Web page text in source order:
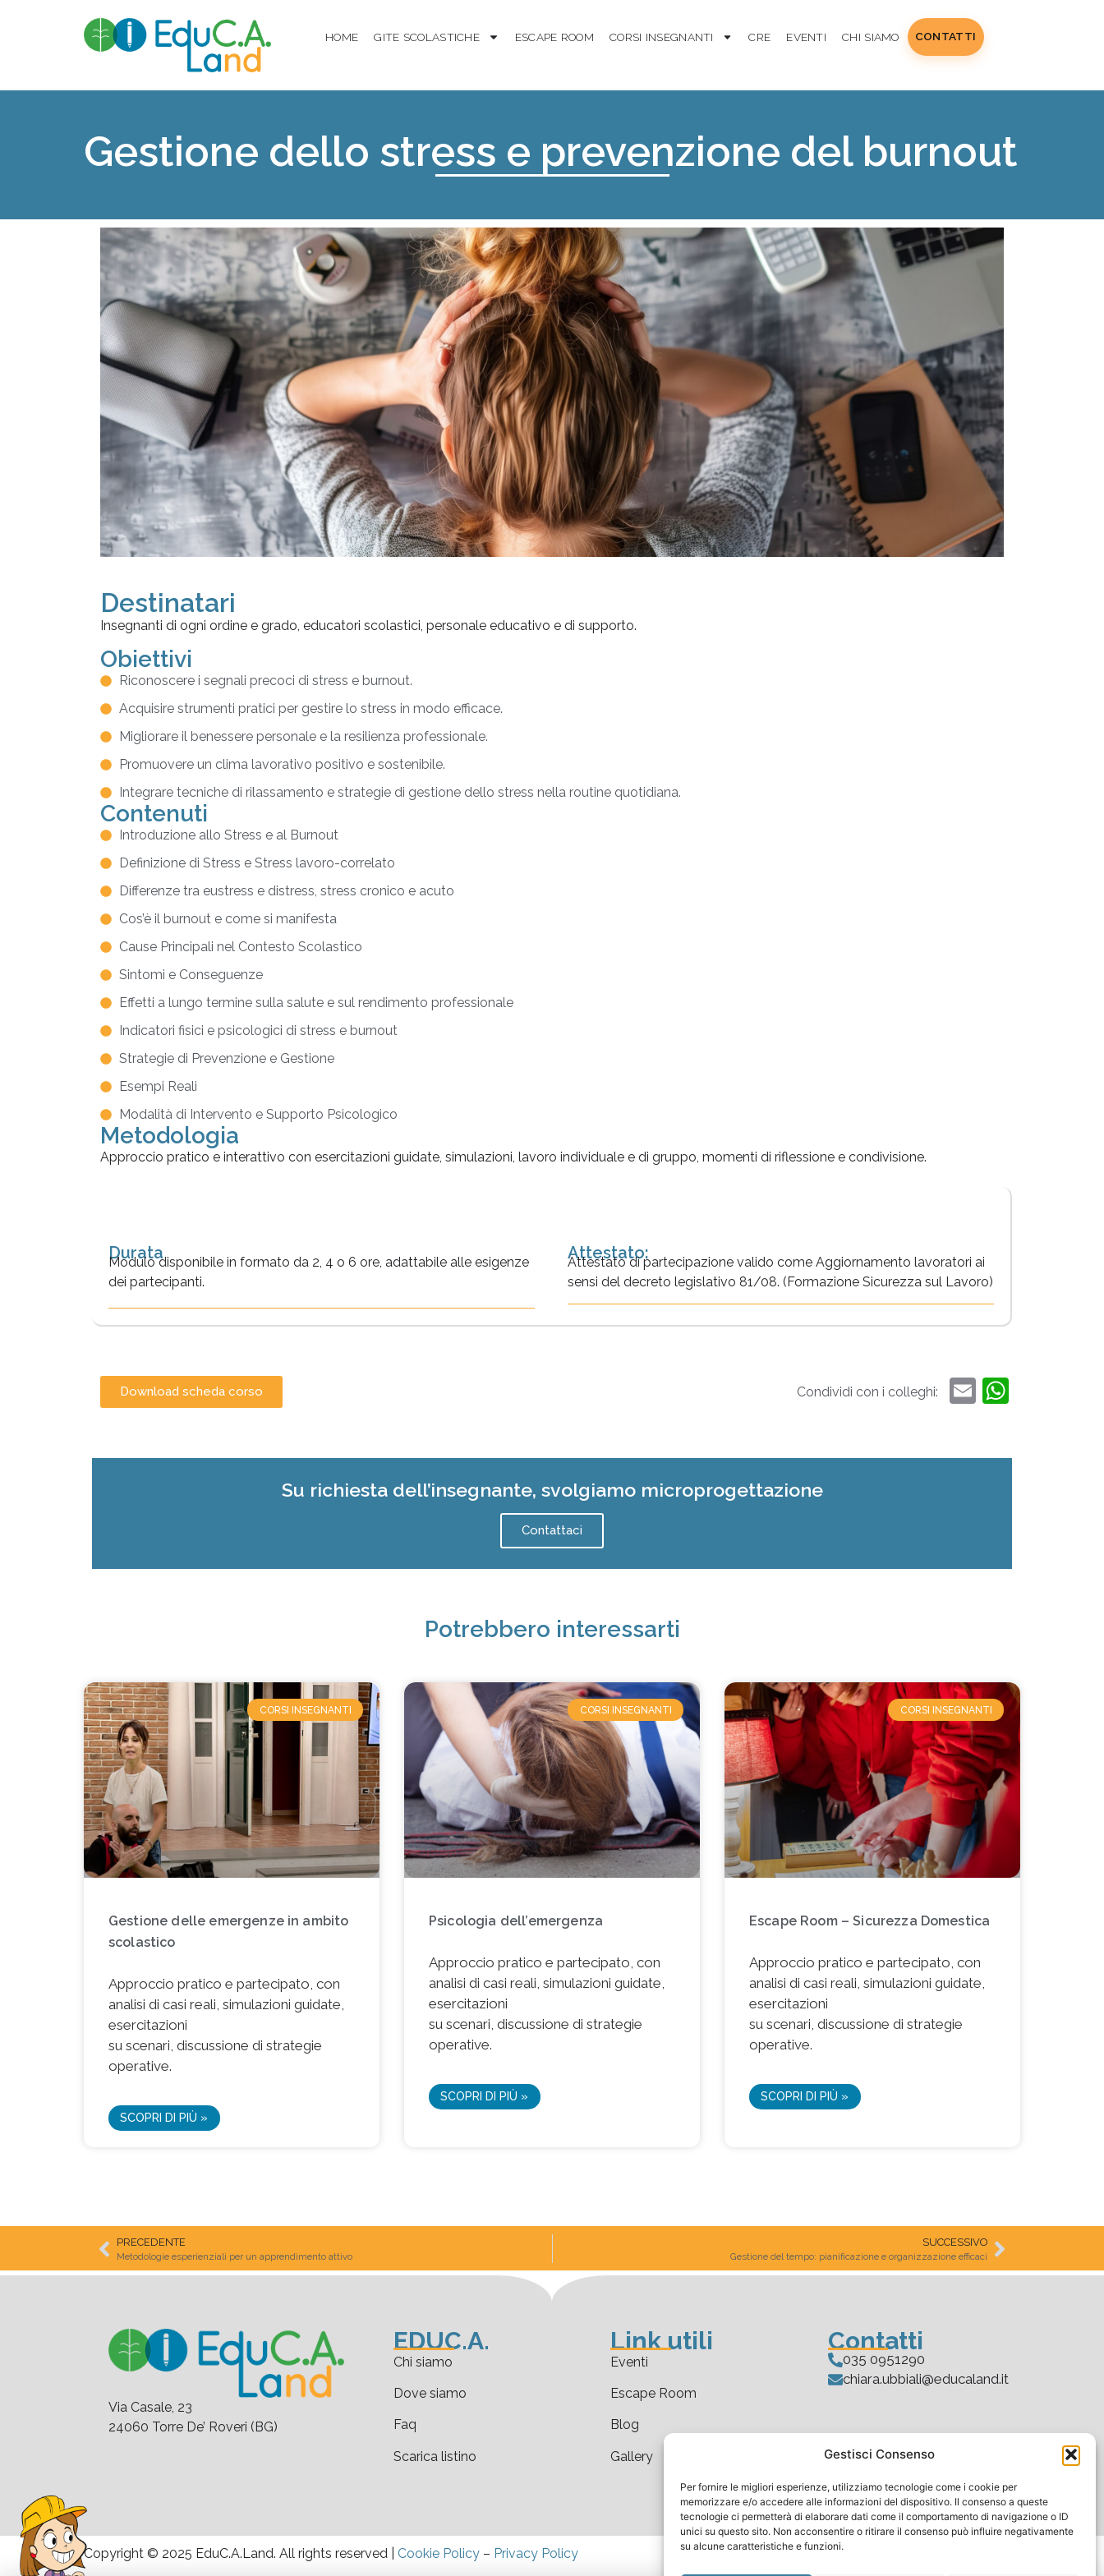
Gestisci Consenso
Per fornire le migliori esperienze, utilizziamo tecnologie come i cookie per
memorizzare e/o accedere alle informazioni del dispositivo. Il consenso a queste
tecnologie ci permetterà di elaborare dati come il comportamento di navigazione o ID
unici su questo sito. Non acconsentire o ritirare il consenso può influire negativamente
su alcune caratteristiche e funzioni.
HOME GITE SCOLASTICHE ESCAPE ROOM CORSI INSEGNANTI CRE EVENTI CHI SIAMO CONTATTI
Gestione dello stress e prevenzione del burnout
Destinatari
Insegnanti di ogni ordine e grado, educatori scolastici, personale educativo e di supporto.
Obiettivi
Riconoscere i segnali precoci di stress e burnout.
Acquisire strumenti pratici per gestire lo stress in modo efficace.
Migliorare il benessere personale e la resilienza professionale.
Promuovere un clima lavorativo positivo e sostenibile.
Integrare tecniche di rilassamento e strategie di gestione dello stress nella routine quotidiana.
Contenuti
Introduzione allo Stress e al Burnout
Definizione di Stress e Stress lavoro-correlato
Differenze tra eustress e distress, stress cronico e acuto
Cos’è il burnout e come si manifesta
Cause Principali nel Contesto Scolastico
Sintomi e Conseguenze
Effetti a lungo termine sulla salute e sul rendimento professionale
Indicatori fisici e psicologici di stress e burnout
Strategie di Prevenzione e Gestione
Esempi Reali
Modalità di Intervento e Supporto Psicologico
Metodologia
Approccio pratico e interattivo con esercitazioni guidate, simulazioni, lavoro individuale e di gruppo, momenti di riflessione e condivisione.
Durata
Modulo disponibile in formato da 2, 4 o 6 ore, adattabile alle esigenze
dei partecipanti.
Attestato:
Attestato di partecipazione valido come Aggiornamento lavoratori ai
sensi del decreto legislativo 81/08. (Formazione Sicurezza sul Lavoro)
Download scheda corso Condividi con i colleghi: Email
Su richiesta dell’insegnante, svolgiamo microprogettazione
Contattaci
Potrebbero interessarti
CORSI INSEGNANTI
Gestione delle emergenze in ambito
scolastico
Approccio pratico e partecipato, con
analisi di casi reali, simulazioni guidate,
esercitazioni
su scenari, discussione di strategie
operative.
SCOPRI DI PIÙ »
CORSI INSEGNANTI
Psicologia dell’emergenza
Approccio pratico e partecipato, con
analisi di casi reali, simulazioni guidate,
esercitazioni
su scenari, discussione di strategie
operative.
SCOPRI DI PIÙ »
CORSI INSEGNANTI
Escape Room – Sicurezza Domestica
Approccio pratico e partecipato, con
analisi di casi reali, simulazioni guidate,
esercitazioni
su scenari, discussione di strategie
operative.
SCOPRI DI PIÙ »
PRECEDENTE
Metodologie esperienziali per un apprendimento attivo
SUCCESSIVO
Gestione del tempo: pianificazione e organizzazione efficaci
Via Casale, 23
24060 Torre De’ Roveri (BG)
EDUC.A.
Chi siamo
Dove siamo
Faq
Scarica listino
Link utili
Eventi
Escape Room
Blog
Gallery
Contatti
035 0951290
chiara.ubbiali@educaland.it
Copyright © 2025 EduC.A.Land. All rights reserved | Cookie Policy – Privacy Policy